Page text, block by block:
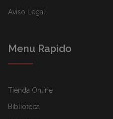
Aviso Legal
Menu Rapido
Tienda Online
Biblioteca